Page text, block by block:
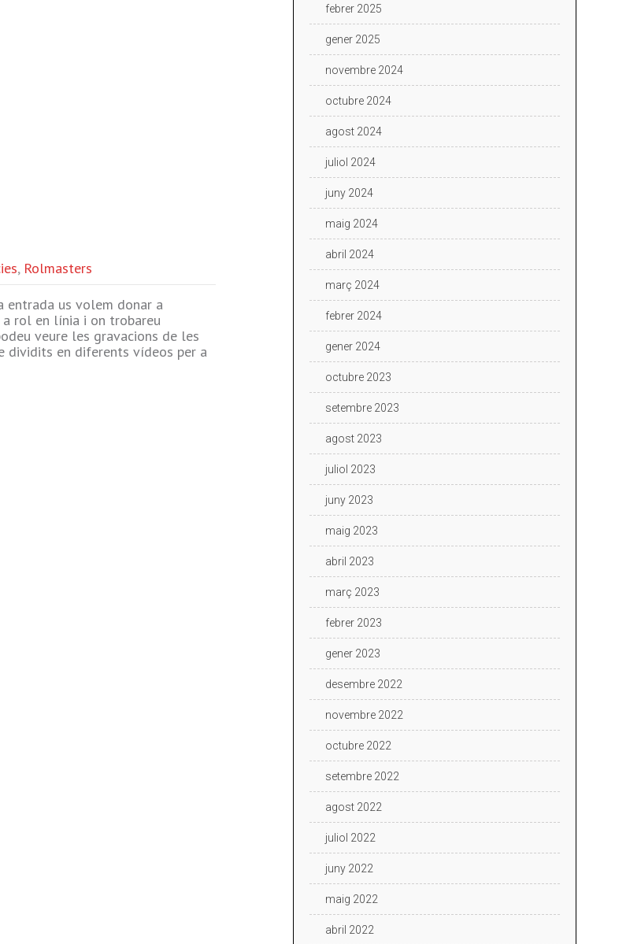
, Rolmasters
entrada us volem donar a
a rol en línia i on trobareu
veure les gravacions de les
dividits en diferents vídeos per a
febrer 2025
gener 2025
novembre 2024
octubre 2024
agost 2024
juliol 2024
juny 2024
maig 2024
abril 2024
març 2024
febrer 2024
gener 2024
octubre 2023
setembre 2023
agost 2023
juliol 2023
juny 2023
maig 2023
abril 2023
març 2023
febrer 2023
gener 2023
desembre 2022
novembre 2022
octubre 2022
setembre 2022
agost 2022
juliol 2022
juny 2022
maig 2022
abril 2022